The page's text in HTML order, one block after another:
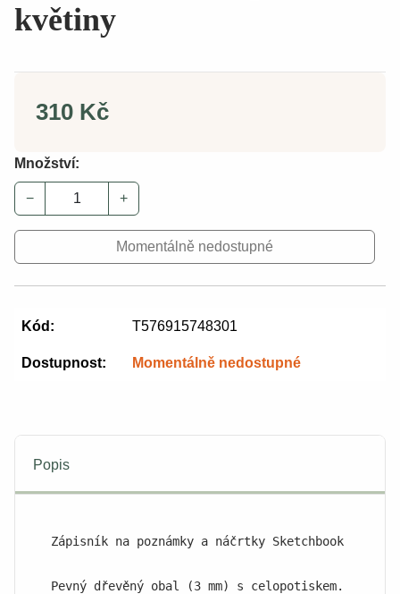
květiny
310 Kč
Množství:
− +
Momentálně nedostupné
Kód: T576915748301
Dostupnost: Momentálně nedostupné
Popis
Zápisník na poznámky a náčrtky Sketchbook je
Pevný dřevěný obal (3 mm) s celopotiskem.